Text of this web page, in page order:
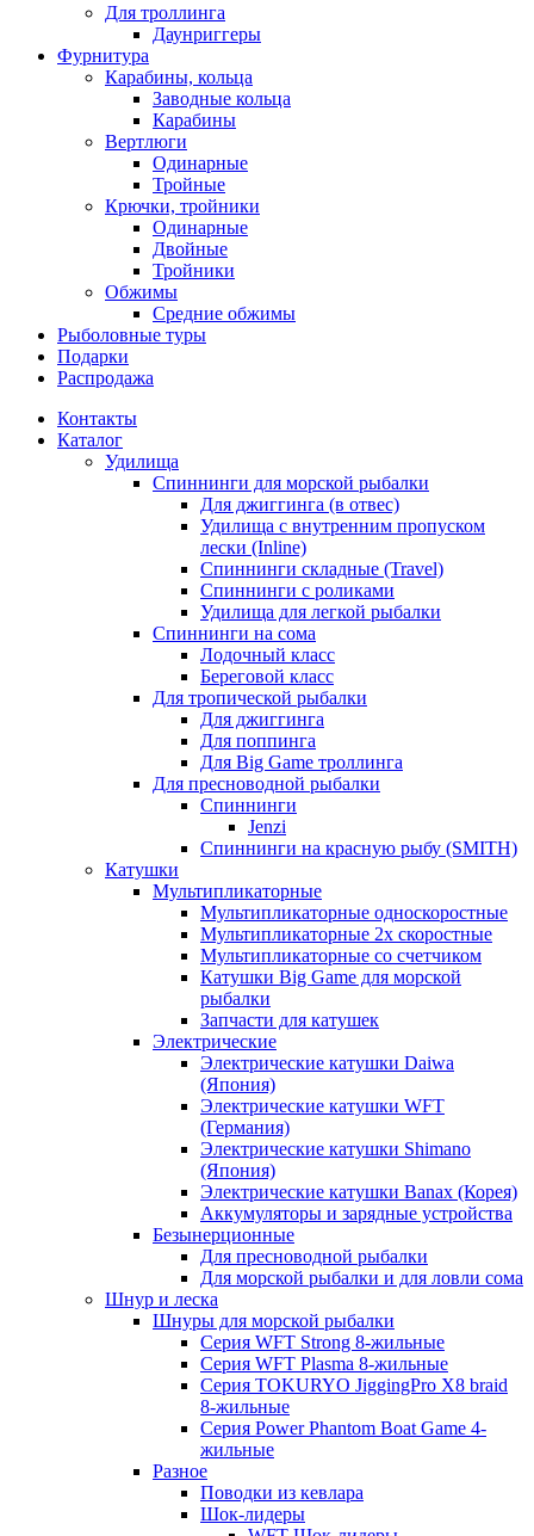
Для троллинга
Даунриггеры
Фурнитура
Карабины, кольца
Заводные кольца
Карабины
Вертлюги
Одинарные
Тройные
Крючки, тройники
Одинарные
Двойные
Тройники
Обжимы
Средние обжимы
Рыболовные туры
Подарки
Распродажа
Контакты
Каталог
Удилища
Спиннинги для морской рыбалки
Для джиггинга (в отвес)
Удилища с внутренним пропуском
лески (Inline)
Спиннинги складные (Travel)
Спиннинги с роликами
Удилища для легкой рыбалки
Спиннинги на сома
Лодочный класс
Береговой класс
Для тропической рыбалки
Для джиггинга
Для поппинга
Для Big Game троллинга
Для пресноводной рыбалки
Спиннинги
Jenzi
Спиннинги на красную рыбу (SMITH)
Катушки
Мультипликаторные
Мультипликаторные односкоростные
Мультипликаторные 2х скоростные
Мультипликаторные со счетчиком
Катушки Big Game для морской
рыбалки
Запчасти для катушек
Электрические
Электрические катушки Daiwa
(Япония)
Электрические катушки WFT
(Германия)
Электрические катушки Shimano
(Япония)
Электрические катушки Banax (Корея)
Аккумуляторы и зарядные устройства
Безынерционные
Для пресноводной рыбалки
Для морской рыбалки и для ловли сома
Шнур и леска
Шнуры для морской рыбалки
Серия WFT Strong 8-жильные
Серия WFT Plasma 8-жильные
Серия TOKURYO JiggingPro X8 braid
8-жильные
Серия Power Phantom Boat Game 4-
жильные
Разное
Поводки из кевлара
Шок-лидеры